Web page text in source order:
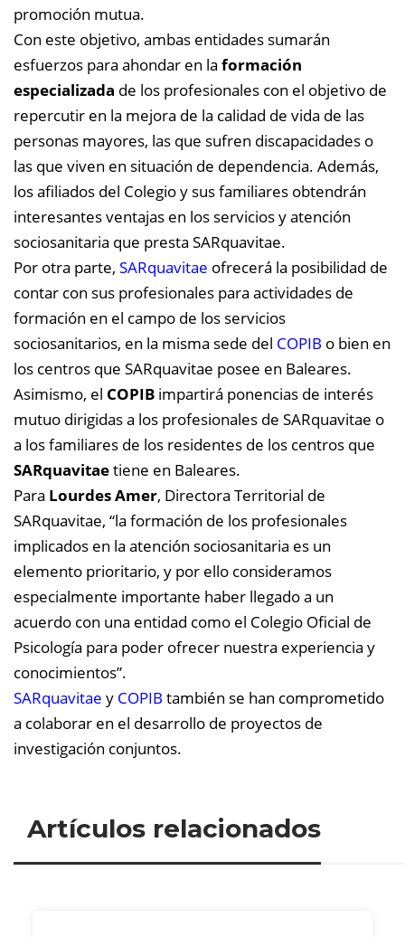
promoción mutua.
Con este objetivo, ambas entidades sumarán
esfuerzos para ahondar en la formación
especializada de los profesionales con el objetivo de
repercutir en la mejora de la calidad de vida de las
personas mayores, las que sufren discapacidades o
las que viven en situación de dependencia. Además,
los afiliados del Colegio y sus familiares obtendrán
interesantes ventajas en los servicios y atención
sociosanitaria que presta SARquavitae.
Por otra parte, SARquavitae ofrecerá la posibilidad de
contar con sus profesionales para actividades de
formación en el campo de los servicios
sociosanitarios, en la misma sede del COPIB o bien en
los centros que SARquavitae posee en Baleares.
Asimismo, el COPIB impartirá ponencias de interés
mutuo dirigidas a los profesionales de SARquavitae o
a los familiares de los residentes de los centros que
SARquavitaetiene en Baleares.
Para Lourdes Amer, Directora Territorial de
SARquavitae, “la formación de los profesionales
implicados en la atención sociosanitaria es un
elemento prioritario, y por ello consideramos
especialmente importante haber llegado a un
acuerdo con una entidad como el Colegio Oficial de
Psicología para poder ofrecer nuestra experiencia y
conocimientos”.
SARquavitae y COPIB también se han comprometido
a colaborar en el desarrollo de proyectos de
investigación conjuntos.
Artículos relacionados